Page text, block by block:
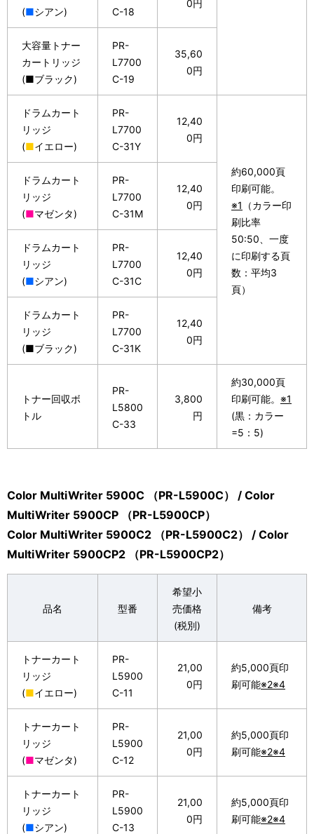
(■シアン)
C-18
0円
大容量トナー
カートリッジ
(■ブラック)
PR-
L7700
C-19
35,60
0円
ドラムカート
リッジ
(■イエロー)
PR-
L7700
C-31Y
12,40
0円
約60,000頁
印刷可能。
※1
（カラー印
刷比率
50:50、一度
に印刷する頁
数：平均3
頁）
ドラムカート
リッジ
(■マゼンタ)
PR-
L7700
C-31M
12,40
0円
ドラムカート
リッジ
(■シアン)
PR-
L7700
C-31C
12,40
0円
ドラムカート
リッジ
(■ブラック)
PR-
L7700
C-31K
12,40
0円
トナー回収ボ
トル
PR-
L5800
C-33
3,800
円
約30,000頁
印刷可能。 ※1
(黒：カラー
=5：5)
Color MultiWriter 5900C （PR-L5900C） / Color
MultiWriter 5900CP （PR-L5900CP）
Color MultiWriter 5900C2 （PR-L5900C2） / Color
MultiWriter 5900CP2 （PR-L5900CP2）
品名 型番
希望小
売価格
(税別)
備考
トナーカート
リッジ
(■イエロー)
PR-
L5900
C-11
21,00
0円
約5,000頁印
刷可能※2※4
トナーカート
リッジ
(■マゼンタ)
PR-
L5900
C-12
21,00
0円
約5,000頁印
刷可能※2※4
トナーカート
リッジ
(■シアン)
PR-
L5900
C-13
21,00
0円
約5,000頁印
刷可能※2※4